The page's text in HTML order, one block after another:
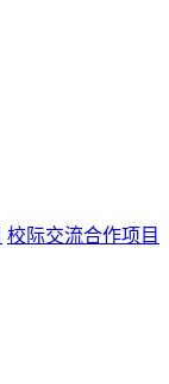
校际交流合作项目